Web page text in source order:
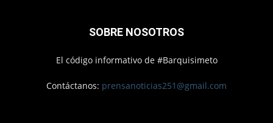
SOBRE NOSOTROS
El código informativo de #Barquisimeto
Contáctanos: prensanoticias251@gmail.com